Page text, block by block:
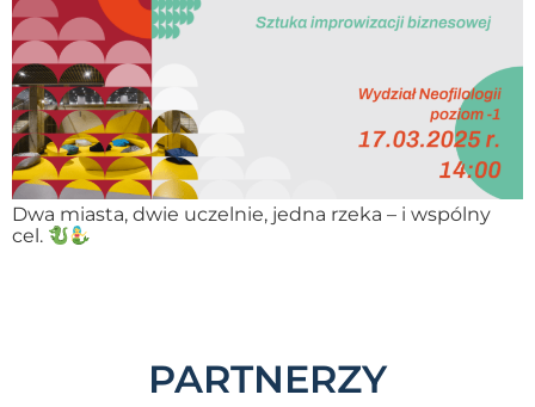
Dwa miasta, dwie uczelnie, jedna rzeka – i wspólny
cel.
PARTNERZY